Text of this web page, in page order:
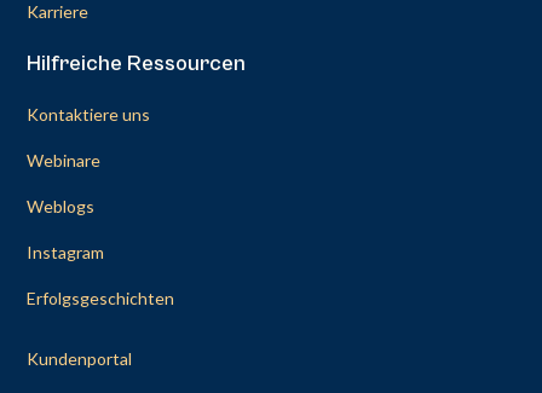
Karriere
Hilfreiche Ressourcen
Kontaktiere uns
Webinare
Weblogs
Instagram
Erfolgsgeschichten
Kundenportal